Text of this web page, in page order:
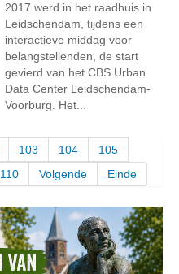
2017 werd in het raadhuis in
Leidschendam, tijdens een
interactieve middag voor
belangstellenden, de start
gevierd van het CBS Urban
Data Center Leidschendam-
Voorburg. Het...
103 104
105
110 Volgende Einde